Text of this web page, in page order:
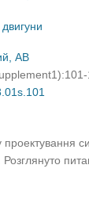
двигуни
АВ
проектування